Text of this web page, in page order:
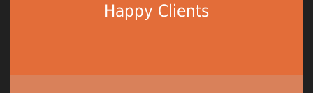
Happy Clients